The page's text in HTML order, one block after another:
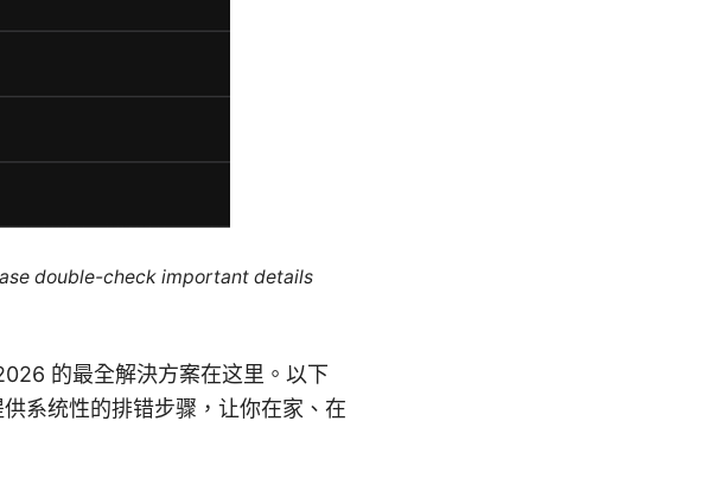
double-check important details
的最全解決方案在这里。以下
系统性的排错步骤，让你在家、在